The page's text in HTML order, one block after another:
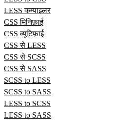
LESS कम्पाइलर
CSS मिनिफ़ाई
CSS ब्यूटिफ़ाई
CSS से LESS
CSS से SCSS
CSS से SASS
SCSS to LESS
SCSS to SASS
LESS to SCSS
LESS to SASS